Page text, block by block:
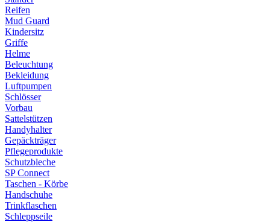
Reifen
Mud Guard
Kindersitz
Griffe
Helme
Beleuchtung
Bekleidung
Luftpumpen
Schlösser
Vorbau
Sattelstützen
Handyhalter
Gepäckträger
Pflegeprodukte
Schutzbleche
SP Connect
Taschen - Körbe
Handschuhe
Trinkflaschen
Schleppseile